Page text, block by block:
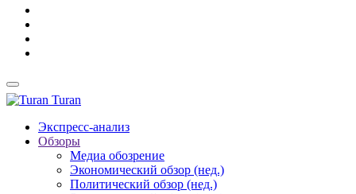
Turan
Экспресс-анализ
Обзоры
Медиа обозрение
Экономический обзор (нед.)
Политический обзор (нед.)